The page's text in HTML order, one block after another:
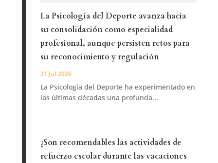
La Psicología del Deporte avanza hacia
su consolidación como especialidad
profesional, aunque persisten retos para
su reconocimiento y regulación
31 Jul 2026
La Psicología del Deporte ha experimentado en
las últimas décadas una profunda...
¿Son recomendables las actividades de
refuerzo escolar durante las vacaciones